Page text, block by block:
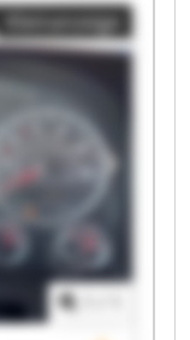
Kleinanzeige